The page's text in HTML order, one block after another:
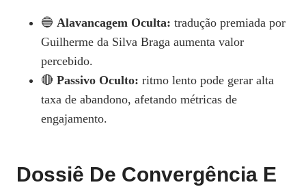
🔵 Alavancagem Oculta: tradução premiada por
Guilherme da Silva Braga aumenta valor
percebido.
🔴 Passivo Oculto: ritmo lento pode gerar alta
taxa de abandono, afetando métricas de
engajamento.
Dossiê De Convergência E